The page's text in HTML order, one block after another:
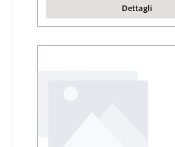
Dettagli